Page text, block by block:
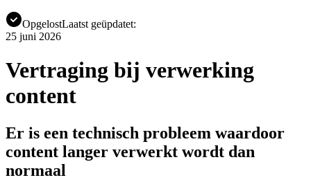
OpgelostLaatst geüpdatet:
25 juni 2026
Vertraging bij verwerking
content
Er is een technisch probleem waardoor
content langer verwerkt wordt dan
normaal